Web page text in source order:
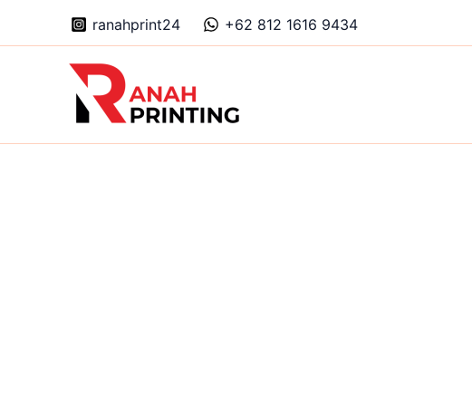
ranahprint24 +62 812 1616 9434